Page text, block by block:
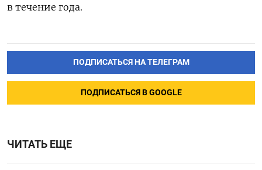
в течение года.
ПОДПИСАТЬСЯ НА ТЕЛЕГРАМ
ПОДПИСАТЬСЯ В GOOGLE
ЧИТАТЬ ЕЩЕ